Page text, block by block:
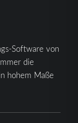
Software von
die
hohem Maße